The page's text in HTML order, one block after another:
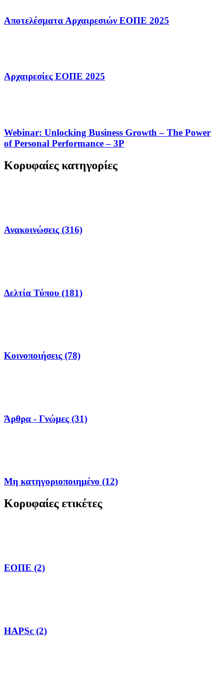
Αποτελέσματα Αρχαιρεσιών ΕΟΠΕ 2025
Αρχαιρεσίες ΕΟΠΕ 2025
Webinar: Unlocking Business Growth – The Power
of Personal Performance – 3P
Κορυφαίες κατηγορίες
Ανακοινώσεις (316)
Δελτία Τύπου (181)
Κοινοποιήσεις (78)
Άρθρα - Γνώμες (31)
Μη κατηγοριοποιημένο (12)
Κορυφαίες ετικέτες
ΕΟΠΕ (2)
HAPSc (2)